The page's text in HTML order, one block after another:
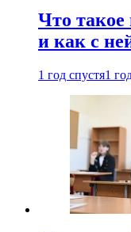
Что такое
и как с
1 год спустя1